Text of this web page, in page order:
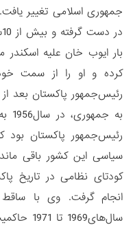
بار ایوب خان علیه اسکندر
کرده و او را از سمت
رئیس‌جمهور پاکستان بعد
سیاسی این کشور باقی
کودتای نظامی در تاریخ
انجام گرفت. وی با